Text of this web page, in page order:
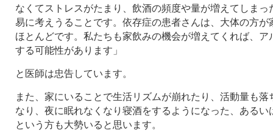
なくてストレスがたまり、飲酒の頻度や量が増えてしま
易に考えうることです。依存症の患者さんは、大体の方が
ほとんどです。私たちも家飲みの機会が増えてくれば、ア
する可能性があります」
と医師は忠告しています。
また、家にいることで生活リズムが崩れたり、活動量も
なり、夜に眠れなくなり寝酒をするようになった、あるい
という方も大勢いると思います。